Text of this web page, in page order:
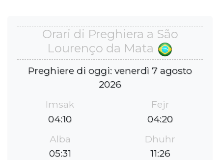
Orari di Preghiera a São
Lourenço da Mata
Preghiere di oggi: venerdì 7 agosto
2026
Imsak
04:10
Fejr
04:20
Alba
05:31
Dhuhr
11:26